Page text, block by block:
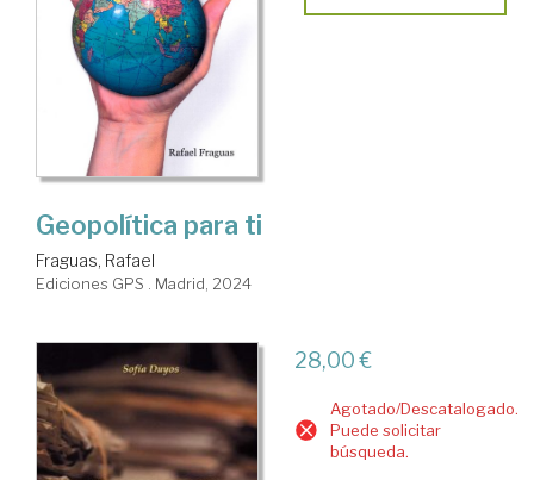
Geopolítica para ti
Fraguas, Rafael
Ediciones GPS . Madrid, 2024
28,00 €
Agotado/Descatalogado.
Puede solicitar
búsqueda.